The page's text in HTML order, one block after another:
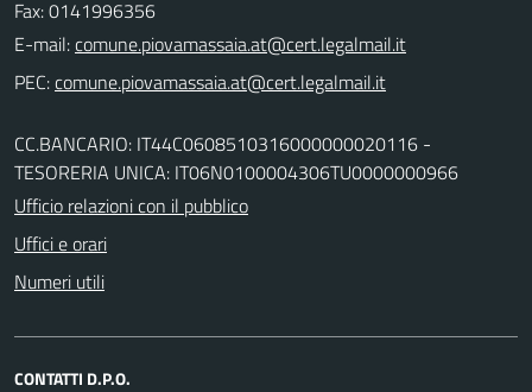
Fax: 0141996356
E-mail:
PEC:
CC.BANCARIO: IT44C0608510316000000020116 -
TESORERIA UNICA: IT06N0100004306TU0000000966
Ufficio relazioni con il pubblico
Uffici e orari
Numeri utili
CONTATTI D.P.O.